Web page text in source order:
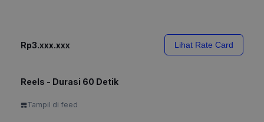
Rp3.xxx.xxx Lihat Rate Card
Reels - Durasi 60 Detik
Tampil di feed